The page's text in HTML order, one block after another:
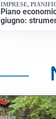
IMPRESE,
Piano
giugno: